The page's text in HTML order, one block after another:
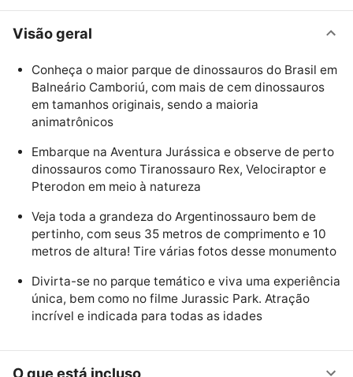
Visão geral
Conheça o maior parque de dinossauros do Brasil em
Balneário Camboriú, com mais de cem dinossauros
em tamanhos originais, sendo a maioria
animatrônicos
Embarque na Aventura Jurássica e observe de perto
dinossauros como Tiranossauro Rex, Velociraptor e
Pterodon em meio à natureza
Veja toda a grandeza do Argentinossauro bem de
pertinho, com seus 35 metros de comprimento e 10
metros de altura! Tire várias fotos desse monumento
Divirta-se no parque temático e viva uma experiência
única, bem como no filme Jurassic Park. Atração
incrível e indicada para todas as idades
O que está incluso